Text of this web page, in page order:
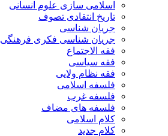
اسلامی سازی علوم انسانی
تاریخ انتقادی تصوف
جریان شناسی
جریان شناسی فکری فرهنگی
فقه الاجتماع
فقه سیاسی
فقه نظام ولایی
فلسفه اسلامی
فلسفه غرب
فلسفه های مضاف
کلام اسلامی
کلام جدید